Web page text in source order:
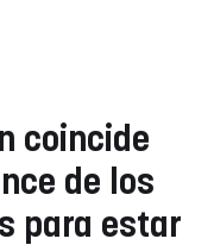
coincide
de los
para estar